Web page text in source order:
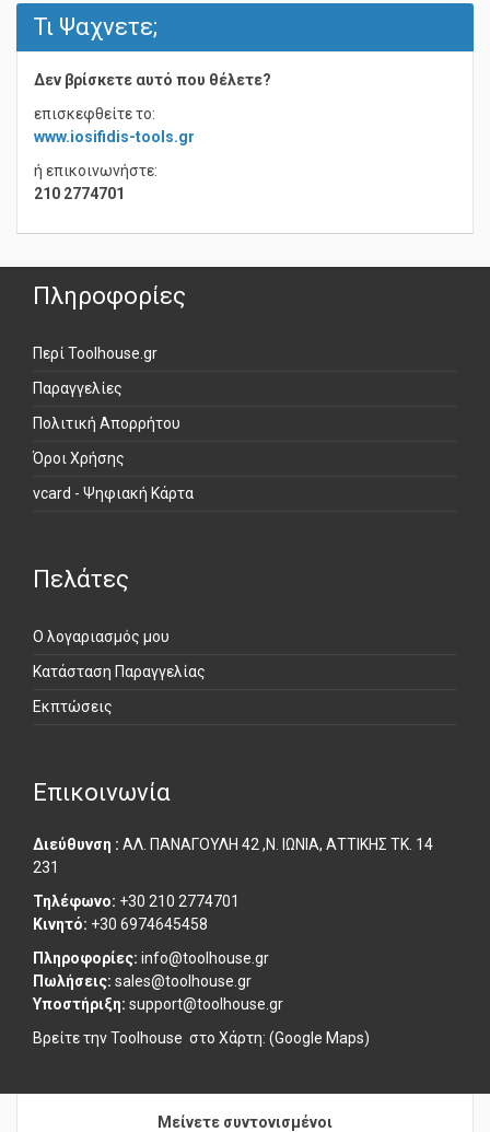
Τι Ψαχνετε;
Δεν βρίσκετε αυτό που θέλετε?
επισκεφθείτε το:
www.iosifidis-tools.gr
ή επικοινωνήστε:
210 2774701
Πληροφορίες
Περί Toolhouse.gr
Παραγγελίες
Πολιτική Απορρήτου
Όροι Χρήσης
vcard - Ψηφιακή Κάρτα
Πελάτες
Ο λογαριασμός μου
Κατάσταση Παραγγελίας
Εκπτώσεις
Επικοινωνία
Διεύθυνση : ΑΛ. ΠΑΝΑΓΟΥΛΗ 42 ,Ν. ΙΩΝΙΑ, ΑΤΤΙΚΗΣ ΤΚ. 14
231
Τηλέφωνο: +30 210 2774701
Κινητό: +30 6974645458
Πληροφορίες: info@toolhouse.gr
Πωλήσεις: sales@toolhouse.gr
Υποστήριξη: support@toolhouse.gr
Βρείτε την Toolhouse στο Χάρτη: (Google Maps)
Μείνετε συντονισμένοι